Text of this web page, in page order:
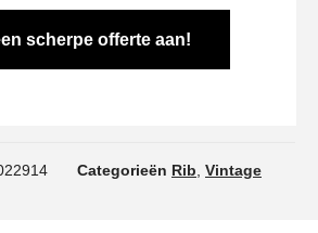
scherpe offerte aan!
Categorieën Rib Vintage